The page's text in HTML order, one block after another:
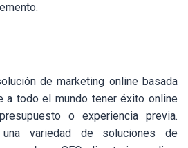
de marketing online basada
a todo el mundo tener éxito online
o experiencia previa.
una variedad de soluciones de